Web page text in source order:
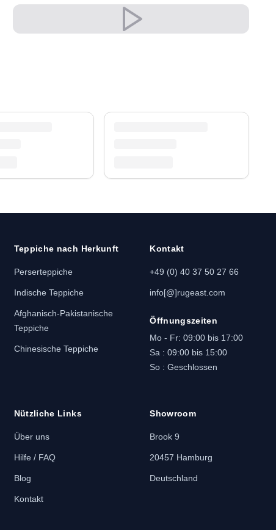
✔ Passt zu moderner und klassischer Einrichtung
✔ Wertet jeden Raum mühelos auf
✔ Zeitloses Design für jeden Raum
Teppiche nach Herkunft
Perserteppiche
Indische Teppiche
Afghanisch-Pakistanische
Teppiche
Chinesische Teppiche
Kontakt
+49 (0) 40 37 50 27 66
info[@]rugeast.com
Öffnungszeiten
Mo - Fr: 09:00 bis 17:00
Sa : 09:00 bis 15:00
So : Geschlossen
Nützliche Links
Über uns
Hilfe / FAQ
Blog
Kontakt
Showroom
Brook 9
20457 Hamburg
Deutschland